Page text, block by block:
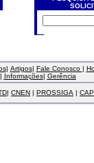
| Artigos| Fale Conosco |
| Informações| Gerência
| CNEN | PROSSIGA |